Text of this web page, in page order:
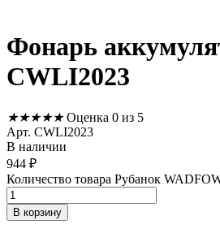
Фонарь
CWLI2023
★★★★★ Оценка 0 из 5
Арт. CWLI2023
В наличии
944 ₽
Количество товара Рубанок
В корзину